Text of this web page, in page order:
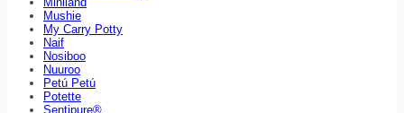
Mushie
My Carry Potty
Naif
Nosiboo
Nuuroo
Petú Petú
Potette
Sentipure®